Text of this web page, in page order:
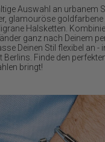
Auswahl an urbanem
glamouröse goldfarbene
Halsketten.
ganz nach Deinem
Deinen Stil flexibel an -
Berlins. Finde den
bringt!